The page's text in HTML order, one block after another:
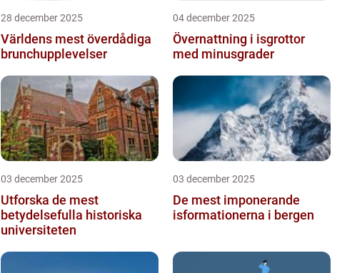
28 december 2025
Världens mest överdådiga
brunchupplevelser
04 december 2025
Övernattning i isgrottor
med minusgrader
03 december 2025
Utforska de mest
betydelsefulla historiska
universiteten
03 december 2025
De mest imponerande
isformationerna i bergen